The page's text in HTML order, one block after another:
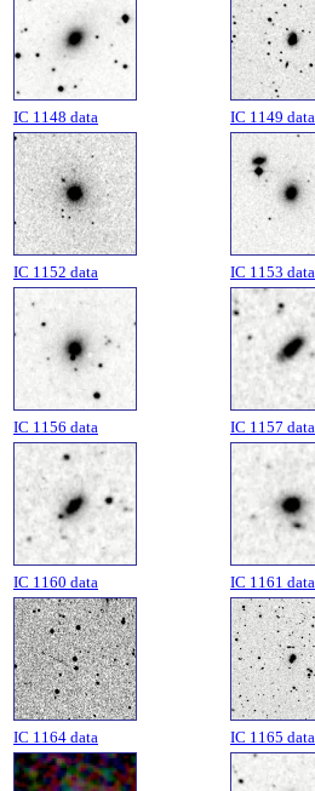
IC 1148 data IC 1149 data
IC 1152 data IC 1153 data
IC 1156 data IC 1157 data
IC 1160 data IC 1161 data
IC 1164 data IC 1165 data